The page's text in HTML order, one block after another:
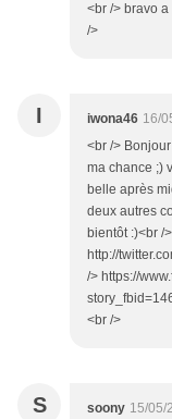
<br /> bravo
/>
I iwona46 16/
<br />
ma chance ;)
belle après
deux autres
bientôt :)<br /
http://
/> https://
<br />
S soony 15/05/